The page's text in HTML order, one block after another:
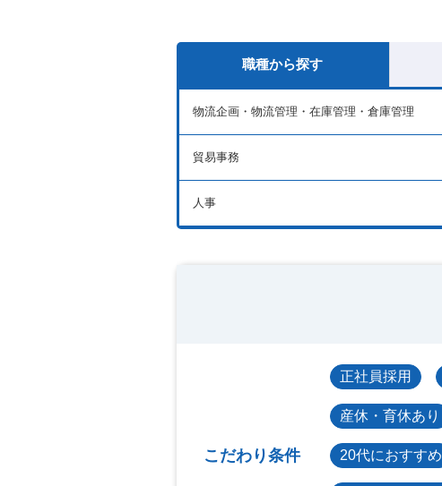
職種から探す
物流企画・物流管理・在庫管理・倉庫管理
貿易事務
人事
こだわり条件
正社員採用
産休・育休あり
20代におすすめ